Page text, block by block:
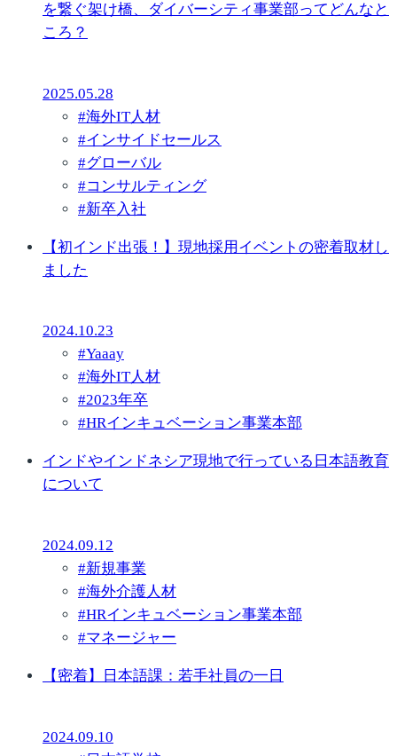
を繋ぐ架け橋、ダイバーシティ事業部ってどんなと
ころ？
2025.05.28
#海外IT人材
#インサイドセールス
#グローバル
#コンサルティング
#新卒入社
【初インド出張！】現地採用イベントの密着取材し
ました
2024.10.23
#Yaaay
#海外IT人材
#2023年卒
#HRインキュベーション事業本部
インドやインドネシア現地で行っている日本語教育
について
2024.09.12
#新規事業
#海外介護人材
#HRインキュベーション事業本部
#マネージャー
【密着】日本語課：若手社員の一日
2024.09.10